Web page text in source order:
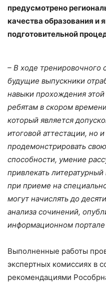
предусмотрено
качества образования и
подготовительной
– В ходе тренировочного
будущие выпускники
навыки прохождения
ребятам в скором
который является
итоговой аттестации, но
продемонстрировать
способности, умение
привлекать
при приеме на
могут начислять до
анализа сочинений,
информационном
Выполненные работы
экспертных комиссиях в
рекомендациями